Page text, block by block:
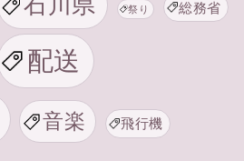
祭り 総務省
配送
音楽 飛行機